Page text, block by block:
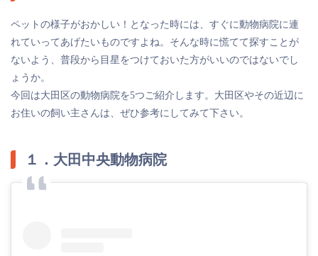
ペットの様子がおかしい！となった時には、すぐに動物病院に連
れていってあげたいものですよね。そんな時に慌てて探すことが
ないよう、普段から目星をつけておいた方がいいのではないでし
ょうか。
今回は大田区の動物病院を5つご紹介します。大田区やその近辺に
お住いの飼い主さんは、ぜひ参考にしてみて下さい。
１．大田中央動物病院